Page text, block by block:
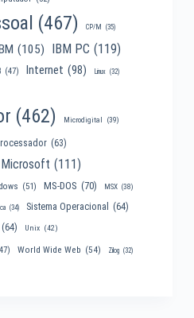
(467) CP/M (35)
IBM (105) IBM PC (119)
(47) Internet (98) Linux (32)
(462) Microdigital (39)
(63)
Microsoft (111)
(51) MS-DOS (70) MSX (38)
(34) Sistema Operacional (64)
(64) Unix (42)
World Wide Web (54) Zilog (32)